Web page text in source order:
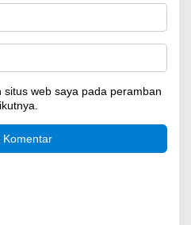
web saya pada peramban